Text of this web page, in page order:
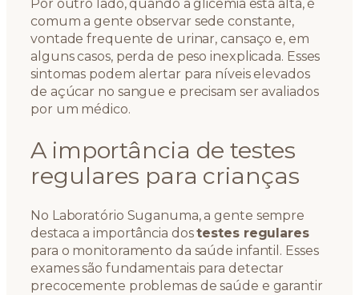
Por outro lado, quando a glicemia está alta, é
comum a gente observar sede constante,
vontade frequente de urinar, cansaço e, em
alguns casos, perda de peso inexplicada. Esses
sintomas podem alertar para níveis elevados
de açúcar no sangue e precisam ser avaliados
por um médico.
A importância de testes
regulares para crianças
No Laboratório Suganuma, a gente sempre
destaca a importância dostestes regulares
para o monitoramento da saúde infantil. Esses
exames são fundamentais para detectar
precocemente problemas de saúde e garantir